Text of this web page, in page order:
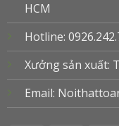
HCM
Hotline:
Xưởng sản xuất:
Email: